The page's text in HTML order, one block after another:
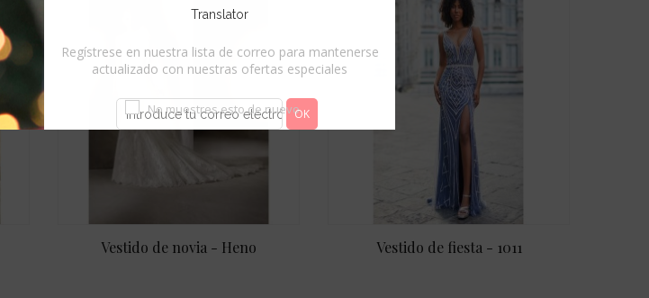
Vestido de novia - Heno Vestido de fiesta - 1011
Translator
Regístrese en nuestra lista de correo para mantenerse
actualizado con nuestras ofertas especiales
No muestres esto de nuevo